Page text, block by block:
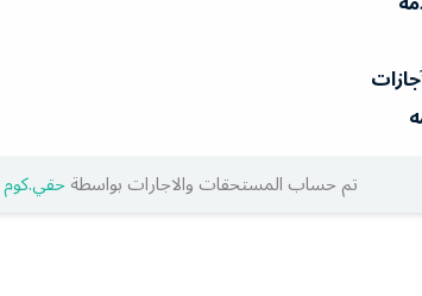
تم حساب المستحقات والاجارات بواسطةحقي.كوم